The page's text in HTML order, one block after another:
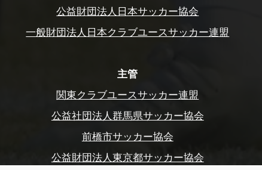
公益財団法人日本サッカー協会
一般財団法人日本クラブユースサッカー連盟
主管
関東クラブユースサッカー連盟
公益社団法人群馬県サッカー協会
前橋市サッカー協会
公益財団法人東京都サッカー協会